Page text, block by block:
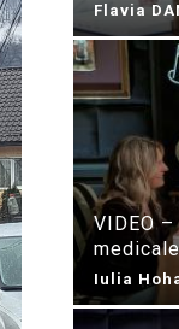
Flavia
VIDEO
Iulia